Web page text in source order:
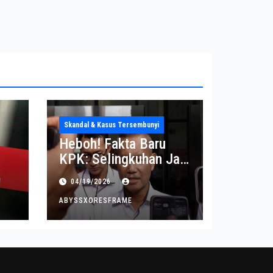
Skandal & Kasus Tersembunyi
Heboh! Fakta Baru
KPK: Selingkuhan Jadi
Tujuan Utama Uang
Korupsi
04/19/2026
ABYSSXORESFRAME